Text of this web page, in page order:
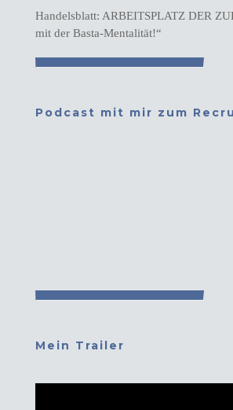
Handelsblatt: ARBEITSPLATZ DER
mit der Basta-Mentalität!“
Podcast mit mir zum
Mein Trailer